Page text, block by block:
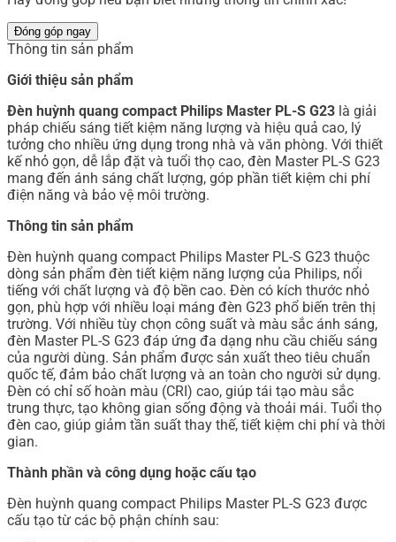
Đóng góp ngay
Thông tin sản phẩm
Giới thiệu sản phẩm
Đèn huỳnh quang compact Philips Master PL-S G23 là giải
pháp chiếu sáng tiết kiệm năng lượng và hiệu quả cao, lý
tưởng cho nhiều ứng dụng trong nhà và văn phòng. Với thiết
kế nhỏ gọn, dễ lắp đặt và tuổi thọ cao, đèn Master PL-S G23
mang đến ánh sáng chất lượng, góp phần tiết kiệm chi phí
điện năng và bảo vệ môi trường.
Thông tin sản phẩm
Đèn huỳnh quang compact Philips Master PL-S G23 thuộc
dòng sản phẩm đèn tiết kiệm năng lượng của Philips, nổi
tiếng với chất lượng và độ bền cao. Đèn có kích thước nhỏ
gọn, phù hợp với nhiều loại máng đèn G23 phổ biến trên thị
trường. Với nhiều tùy chọn công suất và màu sắc ánh sáng,
đèn Master PL-S G23 đáp ứng đa dạng nhu cầu chiếu sáng
của người dùng. Sản phẩm được sản xuất theo tiêu chuẩn
quốc tế, đảm bảo chất lượng và an toàn cho người sử dụng.
Đèn có chỉ số hoàn màu (CRI) cao, giúp tái tạo màu sắc
trung thực, tạo không gian sống động và thoải mái. Tuổi thọ
đèn cao, giúp giảm tần suất thay thế, tiết kiệm chi phí và thời
gian.
Thành phần và công dụng hoặc cấu tạo
Đèn huỳnh quang compact Philips Master PL-S G23 được
cấu tạo từ các bộ phận chính sau: